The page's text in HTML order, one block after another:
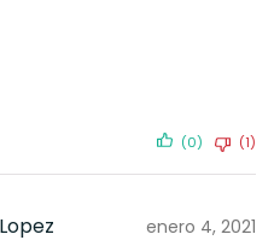
(0) (1)
enero 4, 2021